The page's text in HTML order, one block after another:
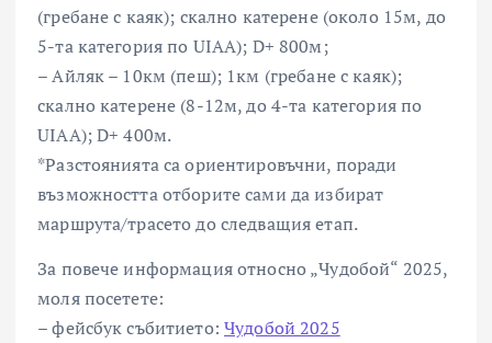
(гребане с каяк); скално катерене (около 15м, до
5-та категория по UIAA); D+ 800м;
– Айляк – 10км (пеш); 1км (гребане с каяк);
скално катерене (8-12м, до 4-та категория по
UIAA); D+ 400м.
*Разстоянията са ориентировъчни, поради
възможността отборите сами да избират
маршрута/трасето до следващия етап.
За повече информация относно „Чудобой“ 2025,
моля посетете:
– фейсбук събитието:Чудобой 2025